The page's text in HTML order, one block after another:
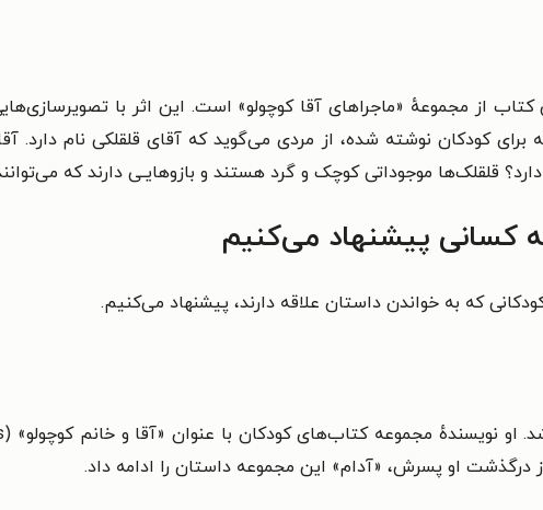
شده، اولین کتاب از مجموعهٔ «ماجراهای آقا کوچولو» است. این اثر با
برای کودکان نوشته شده، از مردی می‌گوید که آقای قلقلکی نام دارد.
دارد؟ قلقلک‌ها موجوداتی کوچک و گرد هستند و بازوهایـی دارند که
کسانی پیشنهاد می‌کنیم
که به خواندن داستان علاقه دارند، پیشنهاد می‌کنیم.